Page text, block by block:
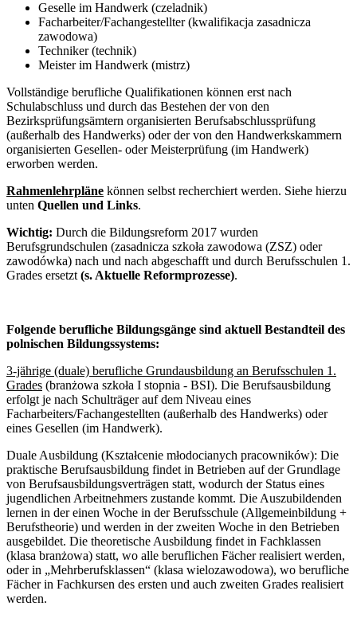
Geselle im Handwerk (czeladnik)
Facharbeiter/Fachangestellter (kwalifikacja zasadnicza
zawodowa)
Techniker (technik)
Meister im Handwerk (mistrz)
Vollständige berufliche Qualifikationen können erst nach
Schulabschluss und durch das Bestehen der von den
Bezirksprüfungsämtern organisierten Berufsabschlussprüfung
(außerhalb des Handwerks) oder der von den Handwerkskammern
organisierten Gesellen- oder Meisterprüfung (im Handwerk)
erworben werden.
Rahmenlehrpläne können selbst recherchiert werden. Siehe hierzu
unten Quellen und Links.
Wichtig: Durch die Bildungsreform 2017 wurden
Berufsgrundschulen (zasadnicza szkoła zawodowa (ZSZ) oder
zawodówka) nach und nach abgeschafft und durch Berufsschulen 1.
Grades ersetzt (s. Aktuelle Reformprozesse).
Folgende berufliche Bildungsgänge sind aktuell Bestandteil des
polnischen Bildungssystems:
3-jährige (duale) berufliche Grundausbildung an Berufsschulen 1.
Grades (branżowa szkoła I stopnia - BSI). Die Berufsausbildung
erfolgt je nach Schulträger auf dem Niveau eines
Facharbeiters/Fachangestellten (außerhalb des Handwerks) oder
eines Gesellen (im Handwerk).
Duale Ausbildung (Kształcenie młodocianych pracowników): Die
praktische Berufsausbildung findet in Betrieben auf der Grundlage
von Berufsausbildungsverträgen statt, wodurch der Status eines
jugendlichen Arbeitnehmers zustande kommt. Die Auszubildenden
lernen in der einen Woche in der Berufsschule (Allgemeinbildung +
Berufstheorie) und werden in der zweiten Woche in den Betrieben
ausgebildet. Die theoretische Ausbildung findet in Fachklassen
(klasa branżowa) statt, wo alle beruflichen Fächer realisiert werden,
oder in „Mehrberufsklassen“ (klasa wielozawodowa), wo berufliche
Fächer in Fachkursen des ersten und auch zweiten Grades realisiert
werden.